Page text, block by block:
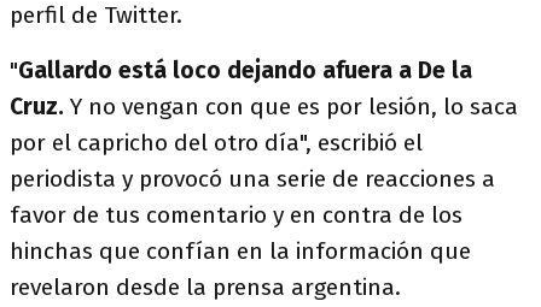
perfil de Twitter.
"Gallardo está loco dejando afuera a De la
Cruz. Y no vengan con que es por lesión, lo saca
por el capricho del otro día", escribió el
periodista y provocó una serie de reacciones a
favor de tus comentario y en contra de los
hinchas que confían en la información que
revelaron desde la prensa argentina.